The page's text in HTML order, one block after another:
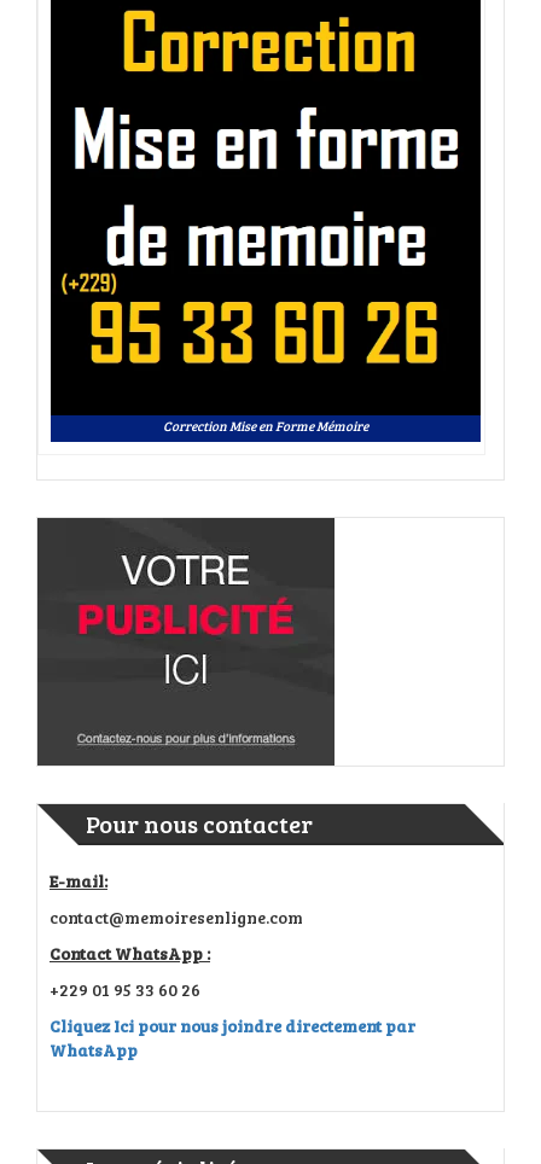
Correction Mise en Forme Mémoire
Pour nous contacter
E-mail:
contact@memoiresenligne.com
Contact WhatsApp :
+229 01 95 33 60 26
Cliquez Ici pour nous joindre directement par
WhatsApp